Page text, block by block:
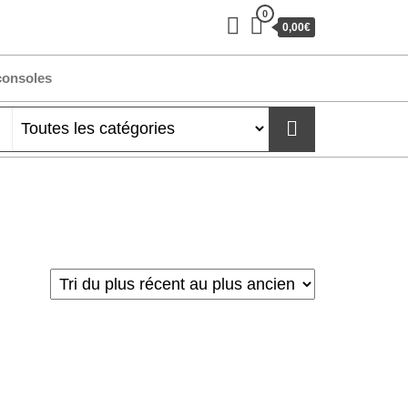
0
0,00€